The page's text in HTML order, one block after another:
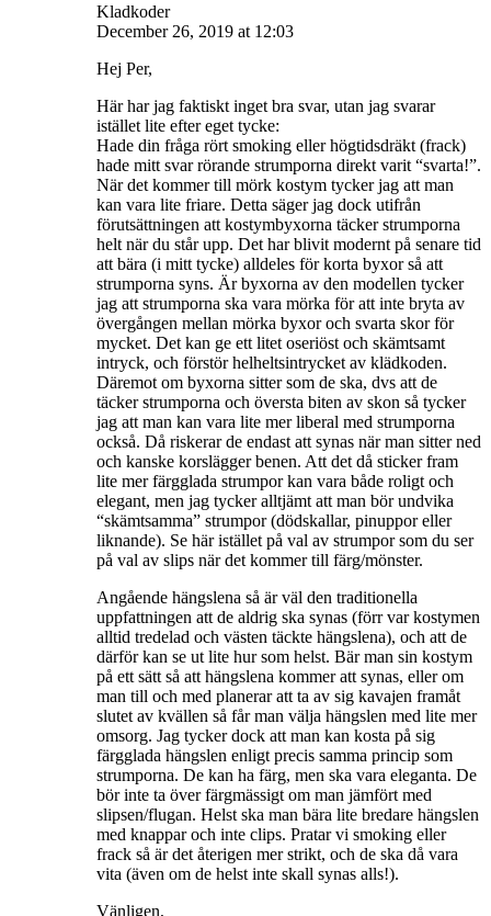
Kladkoder
December 26, 2019 at 12:03
Hej Per,
Här har jag faktiskt inget bra svar, utan jag svarar
istället lite efter eget tycke:
Hade din fråga rört smoking eller högtidsdräkt (frack)
hade mitt svar rörande strumporna direkt varit “svarta!”.
När det kommer till mörk kostym tycker jag att man
kan vara lite friare. Detta säger jag dock utifrån
förutsättningen att kostymbyxorna täcker strumporna
helt när du står upp. Det har blivit modernt på senare tid
att bära (i mitt tycke) alldeles för korta byxor så att
strumporna syns. Är byxorna av den modellen tycker
jag att strumporna ska vara mörka för att inte bryta av
övergången mellan mörka byxor och svarta skor för
mycket. Det kan ge ett litet oseriöst och skämtsamt
intryck, och förstör helheltsintrycket av klädkoden.
Däremot om byxorna sitter som de ska, dvs att de
täcker strumporna och översta biten av skon så tycker
jag att man kan vara lite mer liberal med strumporna
också. Då riskerar de endast att synas när man sitter ned
och kanske korslägger benen. Att det då sticker fram
lite mer färgglada strumpor kan vara både roligt och
elegant, men jag tycker alltjämt att man bör undvika
“skämtsamma” strumpor (dödskallar, pinuppor eller
liknande). Se här istället på val av strumpor som du ser
på val av slips när det kommer till färg/mönster.
Angående hängslena så är väl den traditionella
uppfattningen att de aldrig ska synas (förr var kostymen
alltid tredelad och västen täckte hängslena), och att de
därför kan se ut lite hur som helst. Bär man sin kostym
på ett sätt så att hängslena kommer att synas, eller om
man till och med planerar att ta av sig kavajen framåt
slutet av kvällen så får man välja hängslen med lite mer
omsorg. Jag tycker dock att man kan kosta på sig
färgglada hängslen enligt precis samma princip som
strumporna. De kan ha färg, men ska vara eleganta. De
bör inte ta över färgmässigt om man jämfört med
slipsen/flugan. Helst ska man bära lite bredare hängslen
med knappar och inte clips. Pratar vi smoking eller
frack så är det återigen mer strikt, och de ska då vara
vita (även om de helst inte skall synas alls!).
Vänligen,